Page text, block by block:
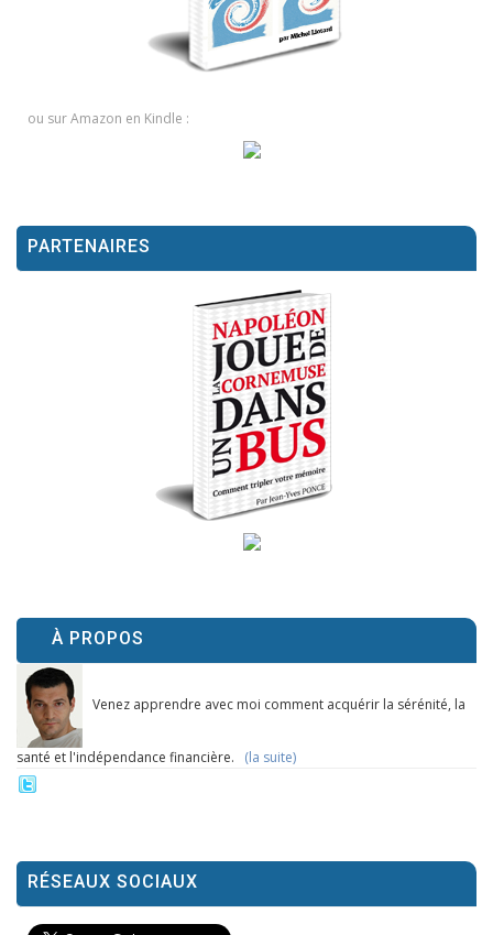
ou sur Amazon en Kindle :
PARTENAIRES
À PROPOS
Venez apprendre avec moi comment acquérir la sérénité, la
santé et l'indépendance financière. (la suite)
RÉSEAUX SOCIAUX